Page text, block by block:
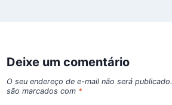
Deixe um comentário
O seu endereço de e-mail não será publicado.
são marcados com *